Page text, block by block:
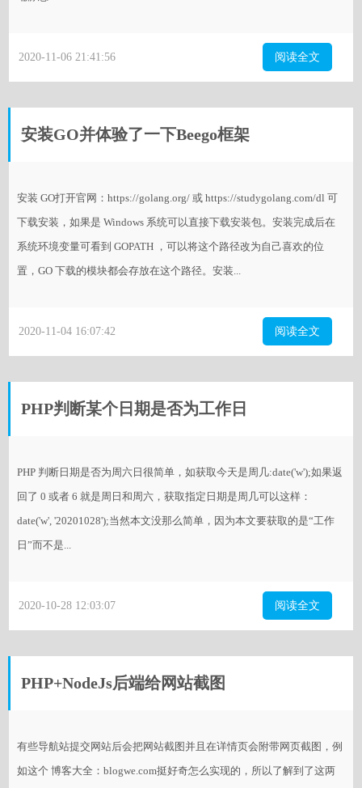
2020-11-06 21:41:56 阅读全文
安装GO并体验了一下Beego框架
安装 GO打开官网：https://golang.org/ 或 https://studygolang.com/dl 可
下载安装，如果是 Windows 系统可以直接下载安装包。安装完成后在
系统环境变量可看到 GOPATH ，可以将这个路径改为自己喜欢的位
置，GO 下载的模块都会存放在这个路径。安装...
2020-11-04 16:07:42 阅读全文
PHP判断某个日期是否为工作日
PHP 判断日期是否为周六日很简单，如获取今天是周几:date('w');如果返
回了 0 或者 6 就是周日和周六，获取指定日期是周几可以这样：
date('w', '20201028');当然本文没那么简单，因为本文要获取的是“工作
日”而不是...
2020-10-28 12:03:07 阅读全文
PHP+NodeJs后端给网站截图
有些导航站提交网站后会把网站截图并且在详情页会附带网页截图，例
如这个 博客大全：blogwe.com挺好奇怎么实现的，所以了解到了这两